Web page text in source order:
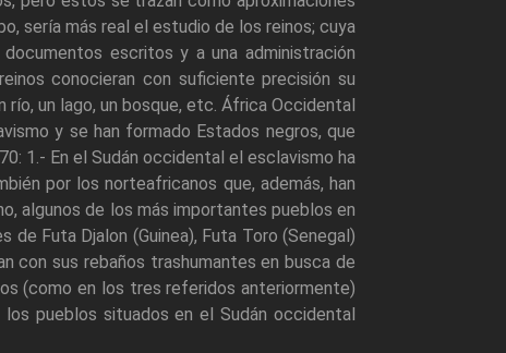
sería más real el estudio de los reinos; cuya
escritos y a una administración
conocieran con suficiente precisión su
un lago, un bosque, etc. África Occidental
y se han formado Estados negros, que
1.- En el Sudán occidental el esclavismo ha
por los norteafricanos que, además, han
algunos de los más importantes pueblos en
Futa Djalon (Guinea), Futa Toro (Senegal)
con sus rebaños trashumantes en busca de
(como en los tres referidos anteriormente)
pueblos situados en el Sudán occidental